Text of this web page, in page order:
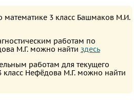
математике 3 класс Башмаков М.И.
работам по
М.Г. можно найти здесь
работам для текущего
класс Нефёдова М.Г. можно найти